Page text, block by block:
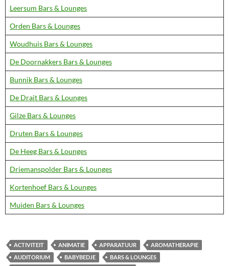
Leersum Bars & Lounges
Orden Bars & Lounges
Woudhuis Bars & Lounges
De Doornakkers Bars & Lounges
Bunnik Bars & Lounges
De Drait Bars & Lounges
Gilze Bars & Lounges
Druten Bars & Lounges
De Heeg Bars & Lounges
Driemanspolder Bars & Lounges
Kortenhoef Bars & Lounges
Muiden Bars & Lounges
ACTIVITEIT ANIMATIE APPARATUUR
AROMATHERAPIE
AUDITORIUM
BABYBEDJE BARS & LOUNGES